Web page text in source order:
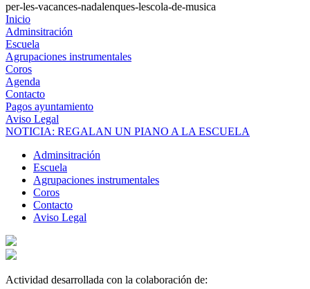
per-les-vacances-nadalenques-lescola-de-musica
Inicio
Adminsitración
Escuela
Agrupaciones instrumentales
Coros
Agenda
Contacto
Pagos ayuntamiento
Aviso Legal
NOTICIA: REGALAN UN PIANO A LA ESCUELA
Adminsitración
Escuela
Agrupaciones instrumentales
Coros
Contacto
Aviso Legal
Actividad desarrollada con la colaboración de: